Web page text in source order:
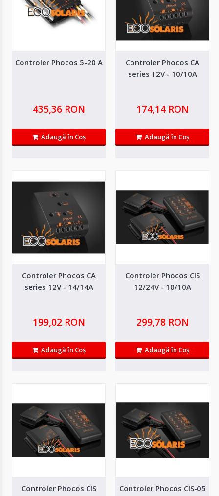
Controler BlueSolar PWM-Light 12/24V 10A
BlueSolar PWM-Light este un controler de incarcare solara de tip PWM,
136,83 RON
118,17 RON
Adaugă in Wishlist
Compară produsul
BlueSolar PWM-Light este un controler de incarcare solara de tip PWM,
Controler Phocos 5-20 A
435,36 RON
Adaugă în Coş
Controler Phocos CA
series 12V - 10/10A
174,14 RON
Adaugă în Coş
Controler Phocos CA
series 12V - 14/14A
199,02 RON
Adaugă în Coş
Controler Phocos CIS
12/24V - 10/10A
299,78 RON
Adaugă în Coş
Controler Phocos CIS
Controler Phocos CIS-05